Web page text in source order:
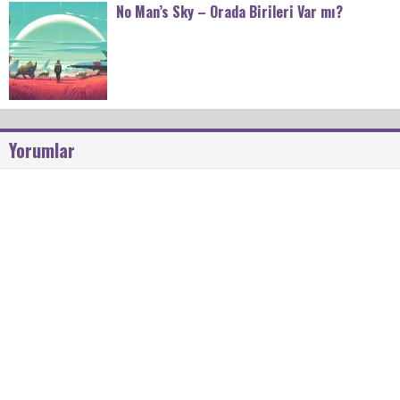
No Man’s Sky – Orada Birileri Var mı?
Yorumlar